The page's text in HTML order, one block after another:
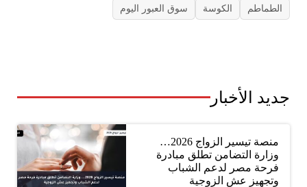
الطماطم
الكوسة سوق العبور اليوم
جديد الأخبار
منصة تيسير الزواج 2026…
وزارة التضامن تطلق مبادرة
فرحة مصر لدعم الشباب
وتجهيز عش الزوجية